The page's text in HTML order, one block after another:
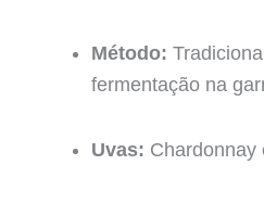
Método:
fermentação na
Uvas: Chardonnay